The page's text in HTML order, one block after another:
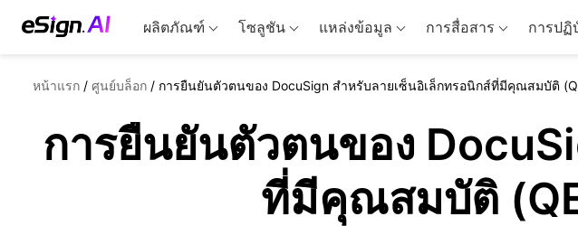
ผลิตภัณฑ์ โซลูชัน แหล่งข้อมูล การสื่อสาร การปฏิ
หน้าแรก / ศูนย์บล็อก / การยืนยันตัวตนของ DocuSign สำหรับลายเซ็นอิเล็กทรอนิกส์ที่มีคุณสมบัติ
การยืนยันตัวตนของ
ที่มีคุณสมบัติ